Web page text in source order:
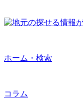
ホーム・検索
コラム